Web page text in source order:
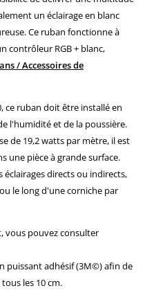
un éclairage en blanc
Ce ruban fonctionne à
contrôleur RGB + blanc,
/ Accessoires de
ce ruban doit être installé en
l'humidité et de la poussière.
de 19,2 watts par mètre, il est
une pièce à grande surface.
éclairages directs ou indirects,
le long d'une corniche par
vous pouvez consulter
puissant adhésif (3M©) afin de
les 10 cm.